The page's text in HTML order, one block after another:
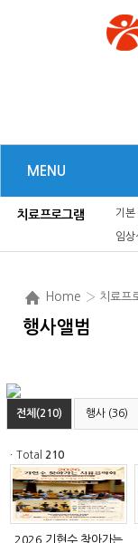
MENU
치료프로그램 기본
임상
Home › 치료프
행사앨범
전체(210) 행사 (36)
ㆍTotal 210
2026 기현수 찾아가는